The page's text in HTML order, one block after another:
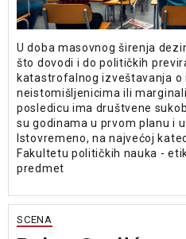
U doba masovnog širenja
što dovodi i do političkih
katastrofalnog izveštavanja o
neistomišljenicima ili
posledicu ima društvene
su godinama u prvom planu i
Istovremeno, na najvećoj
Fakultetu političkih nauka -
predmet
SCENA